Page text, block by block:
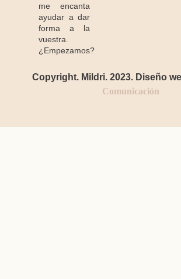
me encanta
ayudar a dar
forma a la
vuestra.
¿Empezamos?
Copyright. Mildri. 2023. Diseño
Comunicación